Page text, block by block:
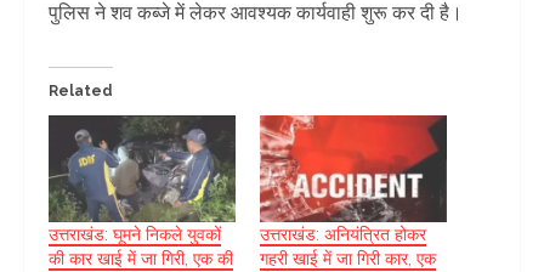
पुलिस ने शव कब्जे में लेकर आवश्यक कार्यवाही शुरू कर दी है।
Related
उत्तराखंड: घूमने निकले युवकों
की कार खाई में जा गिरी, एक की
उत्तराखंड: अनियंत्रित होकर
गहरी खाई में जा गिरी कार, एक